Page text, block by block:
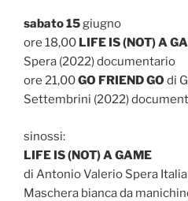
sabato 15giugno
ore 18,00 LIFE IS (NOT) A
Spera (2022) documentario
ore 21,00GO FRIEND GO di
Settembrini (2022)
sinossi:
LIFE IS (NOT) A GAME
di Antonio Valerio Spera
Maschera bianca da